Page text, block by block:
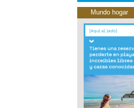
Mundo hogar